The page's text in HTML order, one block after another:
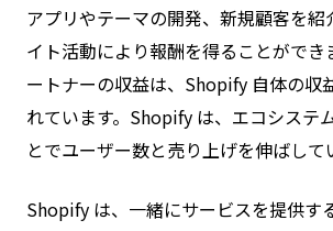
アプリやテーマの開発、新規顧客を紹
イト活動により報酬を得ることがで
ートナーの収益は、Shopify 自体の収
れています。Shopify は、エコシステ
とでユーザー数と売り上げを伸ばして
Shopify は、一緒にサービスを提供す